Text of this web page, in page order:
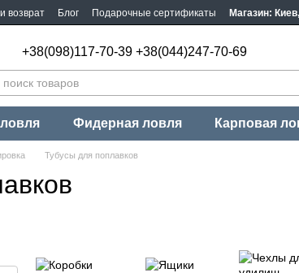
возврат Блог Подарочные сертификаты Магазин:
+38(098)117-70-39 +38(044)247-70-69
Фидерная ловля Карповая
Тубусы для поплавков